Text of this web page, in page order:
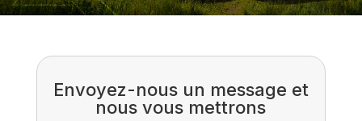
Envoyez-nous un message et
nous vous mettrons